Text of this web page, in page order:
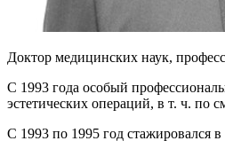
Доктор медицинских наук,
С 1993 года особый
эстетических операций, в т. ч. по
С 1993 по 1995 год стажировался